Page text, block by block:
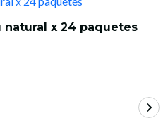
natural x 24 paquetes